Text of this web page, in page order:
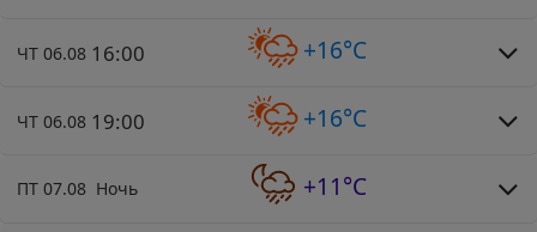
ЧТ 06.08 16:00 +16°C
ЧТ 06.08 19:00 +16°C
ПТ 07.08 Ночь +11°C